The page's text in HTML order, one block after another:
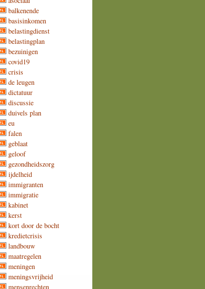
balkenende
basisinkomen
belastingdienst
belastingplan
bezuinigen
covid19
crisis
de leugen
dictatuur
discussie
duivels plan
eu
falen
geblaat
geloof
gezondheidszorg
ijdelheid
immigranten
immigratie
kabinet
kerst
kort door de bocht
kredietcrisis
landbouw
maatregelen
meningen
meningsvrijheid
mensenrechten